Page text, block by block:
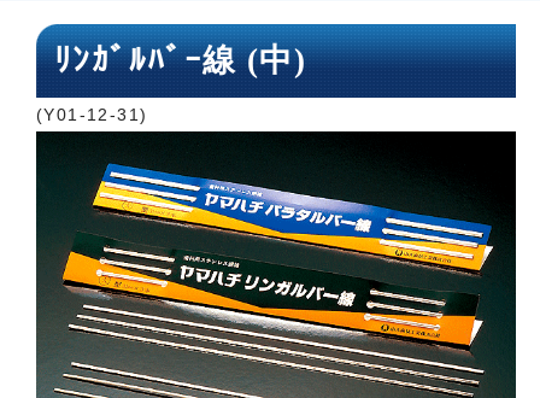
トップページ
術野撮影キット
3D実体顕微鏡
会社概要
お問い合わせ
ﾘﾝｶﾞﾙﾊﾞｰ線 (中)
(Y01-12-31)